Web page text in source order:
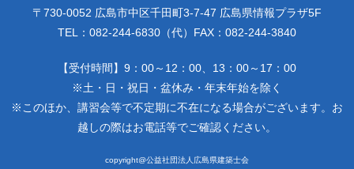
〒730-0052 広島市中区千田町3-7-47 広島県情報プラザ5F
TEL：082-244-6830（代）FAX：082-244-3840
【受付時間】9：00～12：00、13：00～17：00
※土・日・祝日・盆休み・年末年始を除く
※このほか、講習会等で不定期に不在になる場合がございます。お
越しの際はお電話等でご確認ください。
copyright@公益社団法人広島県建築士会